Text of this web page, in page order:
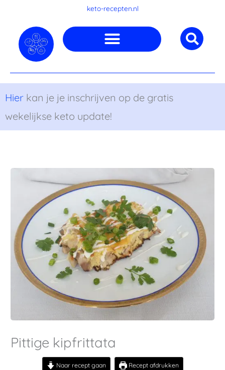
inhoud
keto-recepten.nl
Hier kan je je inschrijven op de gratis
wekelijkse keto update!
Pittige kipfrittata
Naar recept gaan Recept afdrukken